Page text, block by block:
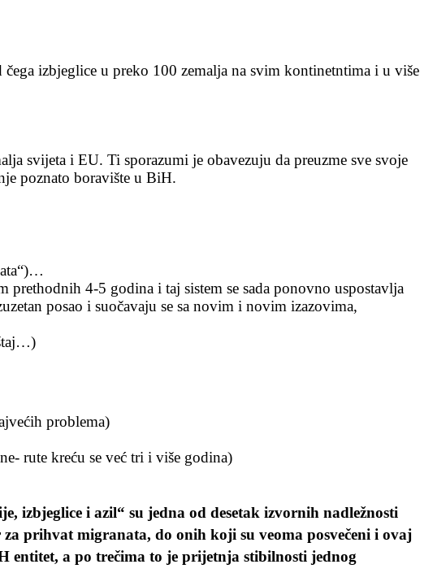
izbjeglice u preko 100 zemalja na svim kontinetntima i u više
svijeta i EU. Ti sporazumi je obavezuju da preuzme sve svoje
poznato boravište u BiH.
prethodnih 4-5 godina i taj sistem se sada ponovno uspostavlja
posao i suočavaju se sa novim i novim izazovima,
problema)
rute kreću se već tri i više godina)
izbjeglice i azil“ su jedna od desetak izvornih nadležnosti
prihvat migranata, do onih koji su veoma posvečeni i ovaj
a po trečima to je prijetnja stibilnosti jednog